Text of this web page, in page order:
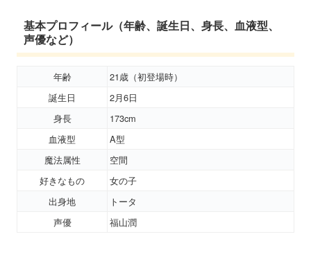
基本プロフィール（年齢、誕生日、身長、血液型、
声優など）
年齢
21歳（初登場時）
誕生日
2月6日
身長
173cm
血液型
A型
魔法属性
空間
好きなもの
女の子
出身地
トータ
声優
福山潤